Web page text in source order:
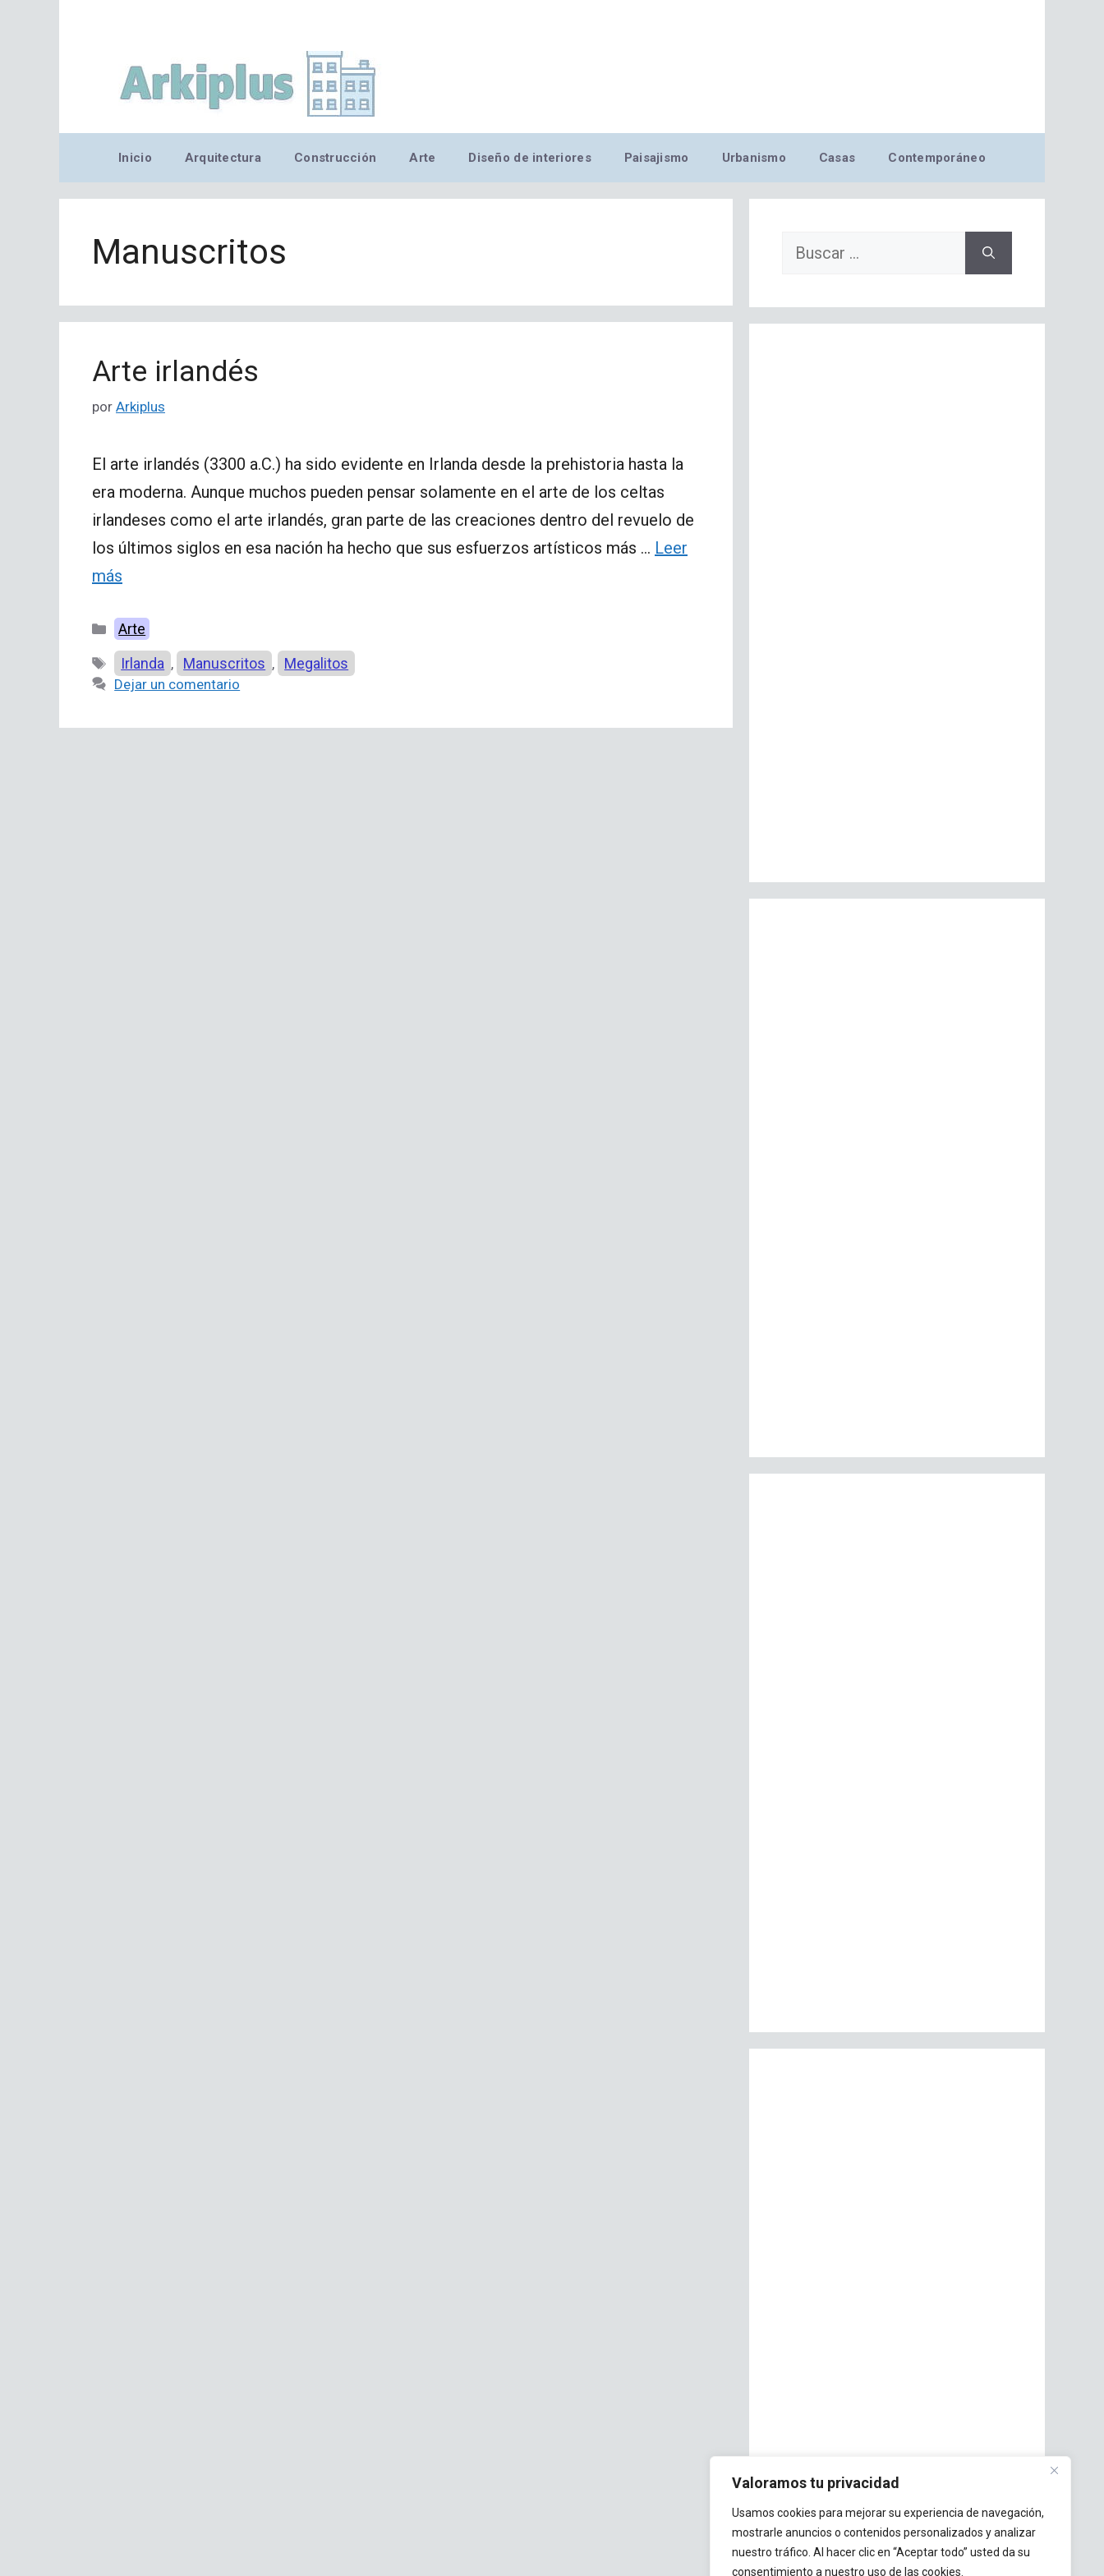
Valoramos tu privacidad
Usamos cookies para mejorar su experiencia de navegación,
mostrarle anuncios o contenidos personalizados y analizar
nuestro tráfico. Al hacer clic en “Aceptar todo” usted da su
consentimiento a nuestro uso de las cookies.
Inicio Arquitectura Construcción Arte Diseño de interiores Paisajismo Urbanismo Casas Contemporáneo
Manuscritos
Arte irlandés
por Arkiplus
El arte irlandés (3300 a.C.) ha sido evidente en Irlanda desde la prehistoria hasta la
era moderna. Aunque muchos pueden pensar solamente en el arte de los celtas
irlandeses como el arte irlandés, gran parte de las creaciones dentro del revuelo de
los últimos siglos en esa nación ha hecho que sus esfuerzos artísticos más … Leer
más
Categorías
Arte
Etiquetas
Irlanda , Manuscritos , Megalitos
Dejar un comentario
Buscar: